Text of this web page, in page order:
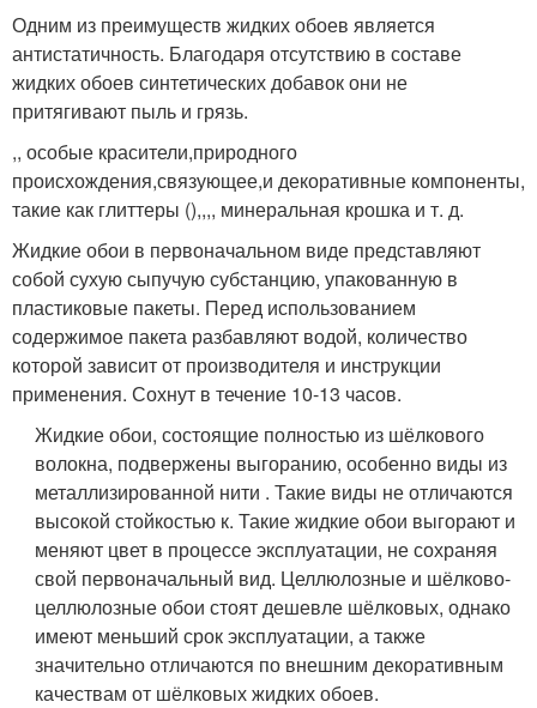
Одним из преимуществ жидких обоев является
антистатичность. Благодаря отсутствию в составе
жидких обоев синтетических добавок они не
притягивают пыль и грязь.
,, особые красители,природного
происхождения,связующее,и декоративные компоненты,
такие как глиттеры (),,,, минеральная крошка и т. д.
Жидкие обои в первоначальном виде представляют
собой сухую сыпучую субстанцию, упакованную в
пластиковые пакеты. Перед использованием
содержимое пакета разбавляют водой, количество
которой зависит от производителя и инструкции
применения. Сохнут в течение 10-13 часов.
Жидкие обои, состоящие полностью из шёлкового
волокна, подвержены выгоранию, особенно виды из
металлизированной нити . Такие виды не отличаются
высокой стойкостью к. Такие жидкие обои выгорают и
меняют цвет в процессе эксплуатации, не сохраняя
свой первоначальный вид. Целлюлозные и шёлково-
целлюлозные обои стоят дешевле шёлковых, однако
имеют меньший срок эксплуатации, а также
значительно отличаются по внешним декоративным
качествам от шёлковых жидких обоев.